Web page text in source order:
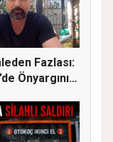
Fazlası:
Önyargının